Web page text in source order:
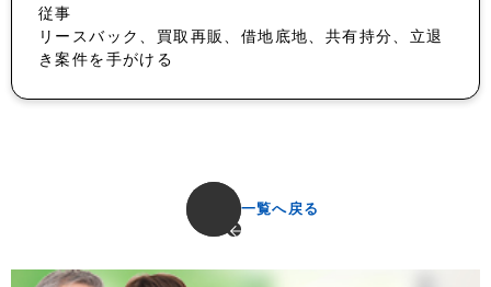
従事
リースバック、買取再販、借地底地、共有持分、立退
き案件を手がける
一覧へ戻る